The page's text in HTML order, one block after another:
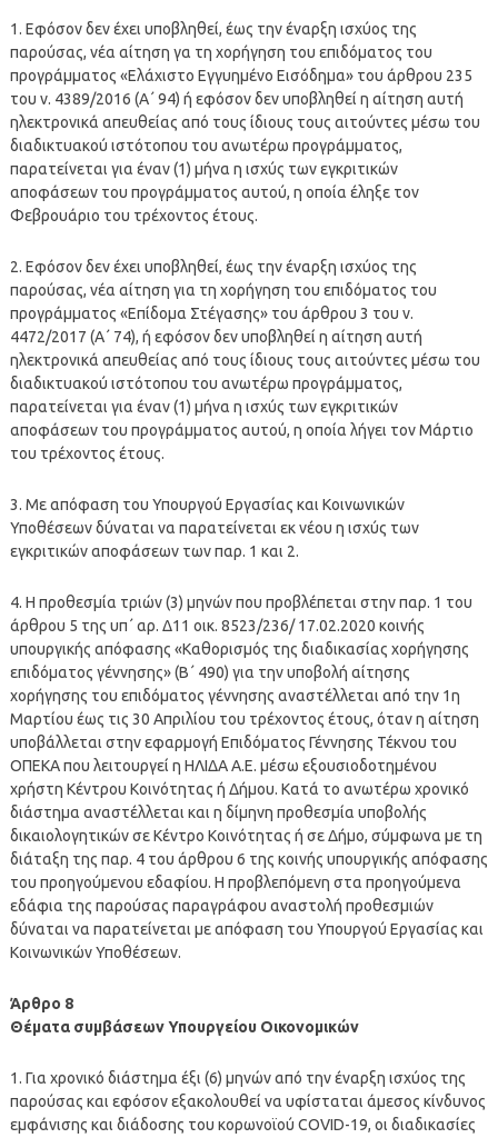
1. Εφόσον δεν έχει υποβληθεί, έως την έναρξη ισχύος της
παρούσας, νέα αίτηση γα τη χορήγηση του επιδόματος του
προγράμματος «Ελάχιστο Εγγυημένο Εισόδημα» του άρθρου 235
του ν. 4389/2016 (Α΄ 94) ή εφόσον δεν υποβληθεί η αίτηση αυτή
ηλεκτρονικά απευθείας από τους ίδιους τους αιτούντες μέσω του
διαδικτυακού ιστότοπου του ανωτέρω προγράμματος,
παρατείνεται για έναν (1) μήνα η ισχύς των εγκριτικών
αποφάσεων του προγράμματος αυτού, η οποία έληξε τον
Φεβρουάριο του τρέχοντος έτους.
2. Εφόσον δεν έχει υποβληθεί, έως την έναρξη ισχύος της
παρούσας, νέα αίτηση για τη χορήγηση του επιδόματος του
προγράμματος «Επίδομα Στέγασης» του άρθρου 3 του ν.
4472/2017 (Α΄ 74), ή εφόσον δεν υποβληθεί η αίτηση αυτή
ηλεκτρονικά απευθείας από τους ίδιους τους αιτούντες μέσω του
διαδικτυακού ιστότοπου του ανωτέρω προγράμματος,
παρατείνεται για έναν (1) μήνα η ισχύς των εγκριτικών
αποφάσεων του προγράμματος αυτού, η οποία λήγει τον Μάρτιο
του τρέχοντος έτους.
3. Mε απόφαση του Υπουργού Εργασίας και Κοινωνικών
Υποθέσεων δύναται να παρατείνεται εκ νέου η ισχύς των
εγκριτικών αποφάσεων των παρ. 1 και 2.
4. Η προθεσμία τριών (3) μηνών που προβλέπεται στην παρ. 1 του
άρθρου 5 της υπ΄ αρ. Δ11 οικ. 8523/236/ 17.02.2020 κοινής
υπουργικής απόφασης «Καθορισμός της διαδικασίας χορήγησης
επιδόματος γέννησης» (Β΄ 490) για την υποβολή αίτησης
χορήγησης του επιδόματος γέννησης αναστέλλεται από την 1η
Μαρτίου έως τις 30 Απριλίου του τρέχοντος έτους, όταν η αίτηση
υποβάλλεται στην εφαρμογή Επιδόματος Γέννησης Τέκνου του
ΟΠΕΚΑ που λειτουργεί η ΗΛΙΔΑ Α.Ε. μέσω εξουσιοδοτημένου
χρήστη Κέντρου Κοινότητας ή Δήμου. Κατά το ανωτέρω χρονικό
διάστημα αναστέλλεται και η δίμηνη προθεσμία υποβολής
δικαιολογητικών σε Κέντρο Κοινότητας ή σε Δήμο, σύμφωνα με τη
διάταξη της παρ. 4 του άρθρου 6 της κοινής υπουργικής απόφασης
του προηγούμενου εδαφίου. Η προβλεπόμενη στα προηγούμενα
εδάφια της παρούσας παραγράφου αναστολή προθεσμιών
δύναται να παρατείνεται με απόφαση του Υπουργού Εργασίας και
Κοινωνικών Υποθέσεων.
Άρθρο 8
Θέματα συμβάσεων Υπουργείου Οικονομικών
1. Για χρονικό διάστημα έξι (6) μηνών από την έναρξη ισχύος της
παρούσας και εφόσον εξακολουθεί να υφίσταται άμεσος κίνδυνος
εμφάνισης και διάδοσης του κορωνοϊού COVID-19, οι διαδικασίες